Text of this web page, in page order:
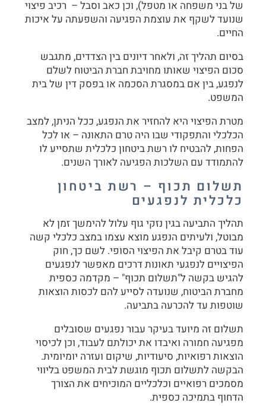
של בני משפחה או מטפל), וכן כאב וסבל – רכיב פיצוי
שנועד לשקף את עוצמת הפגיעה והשפעתה על איכות
החיים.
בסיום תהליך זה, ולאחר דיונים בין הצדדים, מתגבש
סכום הפיצוי שאותו מחויבת חברת הביטוח לשלם
לנפגע, בין אם במסגרת הסכמה או בפסק דין של בית
המשפט.
מטרת הפיצוי היא להחזיר את הנפגע, ככל הניתן, למצב
הכלכלי והתפקודי שבו היה טרם התאונה – או לכל
הפחות, להבטיח לו רשת ביטחון כלכלית שתסייע לו
להתמודד עם השלכות הפגיעה לאורך השנים.
תשלום תכוף – רשת ביטחון
כלכלית לנפגעים
תהליך התביעה בגין נזקי גוף עלול להימשך זמן לא
מבוטל, ולעיתים הנפגע מוצא עצמו במצב כלכלי קשה
עוד בטרם קיבל את הפיצוי הסופי. לשם כך, חוק
הפיצויים לנפגעי תאונות דרכים מאפשר לנפגעים
להגיש בקשה ל"תשלום תכוף" – מקדמה כספית
מחברת הביטוח, שנועדה לסייע להם לכסות הוצאות
שוטפות עד להכרעה בתביעה.
תשלום זה מיועד בעיקר עבור נפגעים שסובלים
מפגיעה חמורה ואיבדו את יכולתם לעבוד, וכן לכיסוי
הוצאות רפואיות, סיעודיות, שיקום ועזרה יומיומית.
הבקשה לתשלום תכוף מוגשת לבית המשפט בליווי
מסמכים רפואיים וכלכליים המוכיחים את הצורך
הדחוף בתמיכה כספית.